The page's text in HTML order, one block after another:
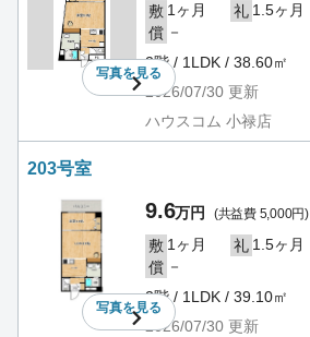
写真を見る
敷 1ヶ月 礼 1.5ヶ月
償 －
2階 / 1LDK / 38.60㎡
2026/07/30 更新
ハウスコム 小禄店
203号室
写真を見る
9.6万円 (共益費 5,000円)
敷 1ヶ月 礼 1.5ヶ月
償 －
2階 / 1LDK / 39.10㎡
2026/07/30 更新